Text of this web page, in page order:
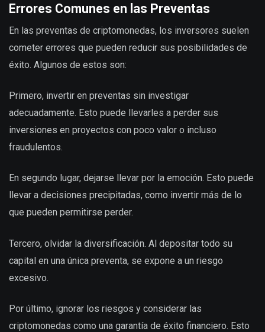
Errores Comunes en las Preventas
En las preventas de criptomonedas, los inversores suelen
cometer errores que pueden reducir sus posibilidades de
éxito. Algunos de estos son:
Primero, invertir en preventas sin investigar
adecuadamente. Esto puede llevarles a perder sus
inversiones en proyectos con poco valor o incluso
fraudulentos.
En segundo lugar, dejarse llevar por la emoción. Esto puede
llevar a decisiones precipitadas, como invertir más de lo
que pueden permitirse perder.
Tercero, olvidar la diversificación. Al depositar todo su
capital en una única preventa, se expone a un riesgo
excesivo.
Por último, ignorar los riesgos y considerar las
criptomonedas como una garantía de éxito financiero. Esto